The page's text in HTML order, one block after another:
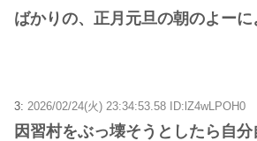
ばかりの、正月元旦の朝のよーに
3: 2026/02/24(火) 23:34:53.58 ID:lZ4wLPOH0
因習村をぶっ壊そうとしたら自